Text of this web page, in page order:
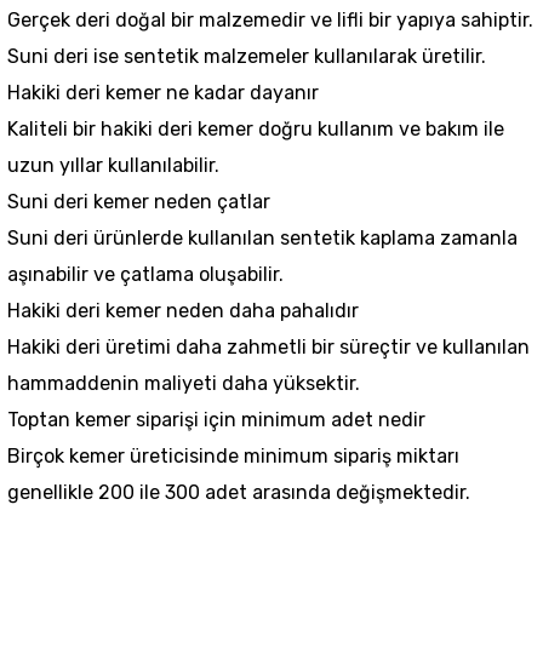
Gerçek deri doğal bir malzemedir ve lifli bir yapıya sahiptir.
Suni deri ise sentetik malzemeler kullanılarak üretilir.
Hakiki deri kemer ne kadar dayanır
Kaliteli bir hakiki deri kemer doğru kullanım ve bakım ile
uzun yıllar kullanılabilir.
Suni deri kemer neden çatlar
Suni deri ürünlerde kullanılan sentetik kaplama zamanla
aşınabilir ve çatlama oluşabilir.
Hakiki deri kemer neden daha pahalıdır
Hakiki deri üretimi daha zahmetli bir süreçtir ve kullanılan
hammaddenin maliyeti daha yüksektir.
Toptan kemer siparişi için minimum adet nedir
Birçok kemer üreticisinde minimum sipariş miktarı
genellikle 200 ile 300 adet arasında değişmektedir.